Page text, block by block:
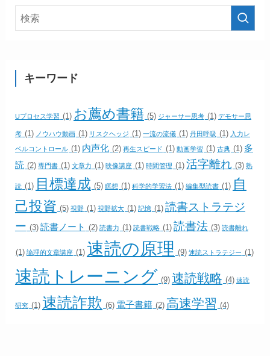
キーワード
Uプロセス学習 (1) お薦め書籍 (5) ジャーサー思考 (1) デモサー思
考 (1) ノウハウ動画 (1) リスクヘッジ (1) 一流の流儀 (1) 丹田呼吸 (1) 入力レ
ベルコントロール (1) 内声化 (2) 再生スピード (1) 動画学習 (1) 古典 (1) 多
読 (2) 専門書 (1) 文章力 (1) 映像講座 (1) 時間管理 (1) 活字離れ (3) 熟
読 (1) 目標達成 (5) 瞑想 (1) 科学的学習法 (1) 編集型読書 (1) 自
己投資 (5) 視野 (1) 視野拡大 (1) 記憶 (1) 読書ストラテジ
ー (3) 読書ノート (2) 読書力 (1) 読書戦略 (1) 読書法 (3) 読書離れ
(1) 論理的文章講座 (1) 速読の原理 (9) 速読ストラテジー (1)
速読トレーニング (9) 速読戦略 (4) 速読
研究 (1) 速読詐欺 (6) 電子書籍 (2) 高速学習 (4)